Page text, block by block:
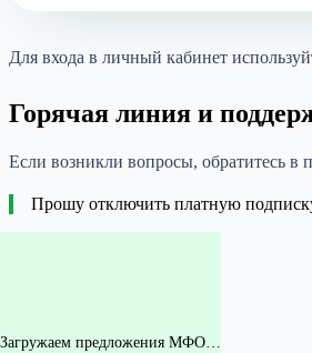
Для входа в личный кабинет
Горячая линия и
Если возникли вопросы, обратитесь в
Прошу отключить платную
Загружаем предложения МФО…